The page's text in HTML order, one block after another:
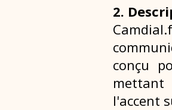
2.
conçu
mettant
l'accent